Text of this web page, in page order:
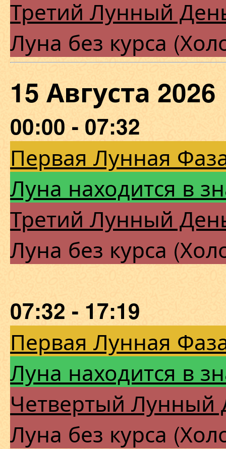
Третий Лунный
Луна без курса
15 Августа
00:00 - 07:32
Первая Лунная
Луна находится в
Третий Лунный
Луна без курса
07:32 - 17:19
Первая Лунная
Луна находится в
Четвертый Лунный
Луна без курса